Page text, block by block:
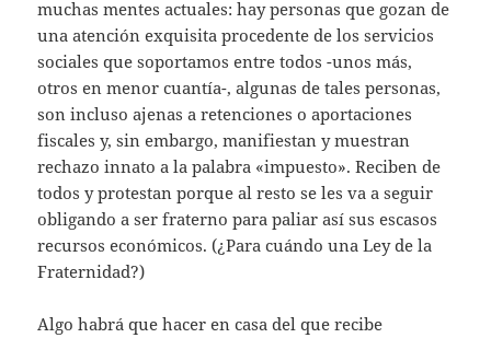
muchas mentes actuales: hay personas que gozan de
una atención exquisita procedente de los servicios
sociales que soportamos entre todos -unos más,
otros en menor cuantía-, algunas de tales personas,
son incluso ajenas a retenciones o aportaciones
fiscales y, sin embargo, manifiestan y muestran
rechazo innato a la palabra «impuesto». Reciben de
todos y protestan porque al resto se les va a seguir
obligando a ser fraterno para paliar así sus escasos
recursos económicos. (¿Para cuándo una Ley de la
Fraternidad?)
Algo habrá que hacer en casa del que recibe